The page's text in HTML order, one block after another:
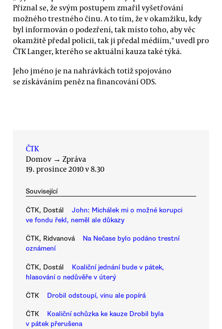
Přiznal se, že svým postupem zmařil vyšetřování
možného trestného činu. A to tím, že v okamžiku, kdy
byl informován o podezření, tak místo toho, aby věc
okamžitě předal policii, tak ji předal médiím," uvedl pro
ČTK Langer, kterého se aktuální kauza také týká.
Jeho jméno je na nahrávkách totiž spojováno
se získáváním peněz na financování ODS.
ČTK
Domov → Zpráva
19. prosince 2010 v 8.30
Související
ČTK, Dostál
John: Michálek mi o možné korupci
ve fondu řekl, neměl ale důkazy
ČTK, Ridvanová
Na Nečase bylo podáno trestní
oznámení
ČTK, Dostál
Koaliční jednání bude v pátek,
hlasování o nedůvěře v úterý
ČTK Drobil odstoupí, vinu ale popírá
ČTK
Koaliční schůzka ke kauze Drobil byla
v pátek přerušena